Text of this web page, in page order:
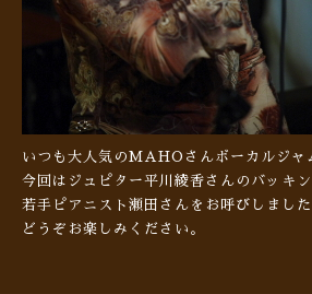
いつも大人気のMAHOさんボーカルジャ
今回はジュピター平川綾香さんのバッキ
若手ピアニスト瀬田さんをお呼びしました
どうぞお楽しみください。